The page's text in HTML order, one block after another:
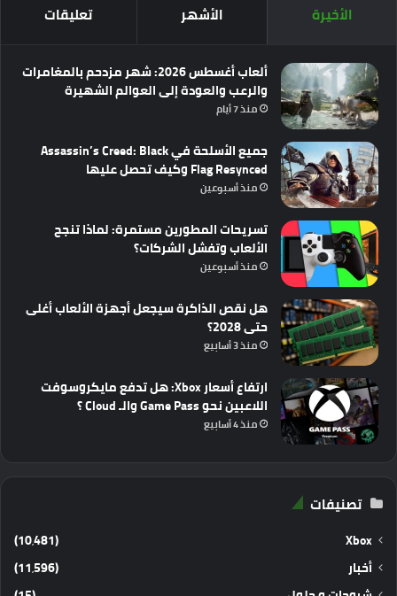
الأخيرة الأشهر تعليقات
ألعاب أغسطس 2026: شهر مزدحم بالمغامرات
والرعب والعودة إلى العوالم الشهيرة
منذ 7 أيام
جميع الأسلحة في Assassin’s Creed: Black
Flag Resynced وكيف تحصل عليها
منذ أسبوعين
تسريحات المطورين مستمرة: لماذا تنجح
الألعاب وتفشل الشركات؟
منذ أسبوعين
هل نقص الذاكرة سيجعل أجهزة الألعاب أغلى
حتى 2028؟
منذ 3 أسابيع
ارتفاع أسعار Xbox: هل تدفع مايكروسوفت
اللاعبين نحو Game Pass والـ Cloud ؟
منذ 4 أسابيع
تصنيفات
Xbox
(10٬481)
أخبار
(11٬596)